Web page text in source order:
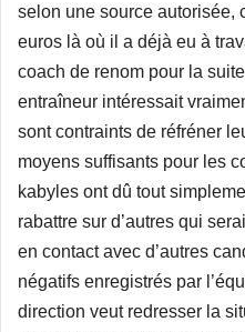
selon une source autorisée,
euros là où il a déjà eu à
coach de renom pour la
entraîneur intéressait
sont contraints de réfréner
moyens suffisants pour les
kabyles ont dû tout
rabattre sur d’autres qui
en contact avec d’autres
négatifs enregistrés par
direction veut redresser la